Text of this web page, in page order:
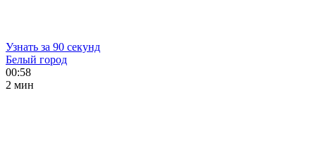
Узнать за 90 секунд
Белый город
00:58
2 мин